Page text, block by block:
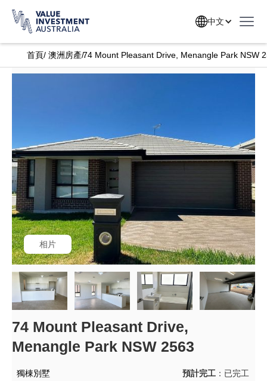
中文
首頁/ 澳洲房產/74 Mount Pleasant Drive, Menangle Park NSW
相片
74 Mount Pleasant Drive,
Menangle Park NSW 2563
獨棟別墅 預計完工 ： 已完工